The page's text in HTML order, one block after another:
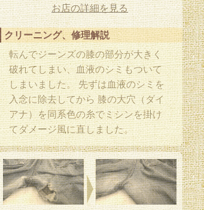
お店の詳細を見る
クリーニング、修理解説
転んでジーンズの膝の部分が大きく
破れてしまい、血液のシミもついて
しまいました。 先ずは血液のシミを
入念に除去してから 膝の大穴（ダイ
アナ）を同系色の糸でミシンを掛け
てダメージ風に直しました。